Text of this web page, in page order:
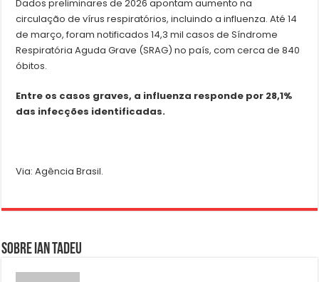
Dados preliminares de 2026 apontam aumento na
circulação de vírus respiratórios, incluindo a influenza. Até 14
de março, foram notificados 14,3 mil casos de Síndrome
Respiratória Aguda Grave (SRAG) no país, com cerca de 840
óbitos.
Entre os casos graves, a influenza responde por 28,1%
das infecções identificadas.
Via: Agência Brasil.
Sobre Ian Tadeu